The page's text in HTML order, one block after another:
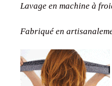
Lavage en machine à
Fabriqué en